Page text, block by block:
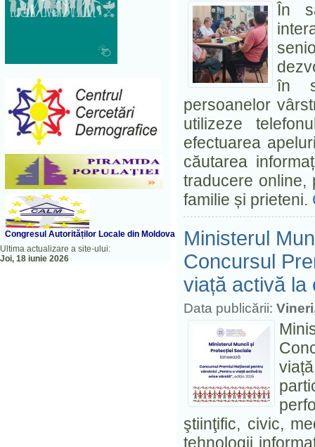
Congresul Autorităților Locale din Moldova
Ultima actualizare a site-ului:
Joi, 18 iunie 2026
În
în
persoanelor
utilizeze
efectuarea
căutarea
traducere online,
familie și prieteni.
Ministerul
Concursul
viață activă la
Data publicării:
ştiinţific, civic,
tehnologii